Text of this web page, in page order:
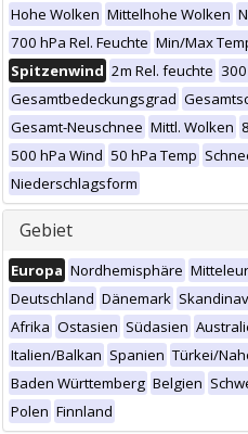
Hohe Wolken Mittelhohe Wolken
700 hPa Rel. Feuchte Min/Max
Spitzenwind 2m Rel. feuchte
Gesamtbedeckungsgrad
Gesamt-Neuschnee Mittl. Wolken
500 hPa Wind 50 hPa Temp
Niederschlagsform
Gebiet
Europa Nordhemisphäre
Deutschland Dänemark
Afrika Ostasien Südasien
Italien/Balkan Spanien Türkei/
Baden Württemberg Belgien
Polen Finnland